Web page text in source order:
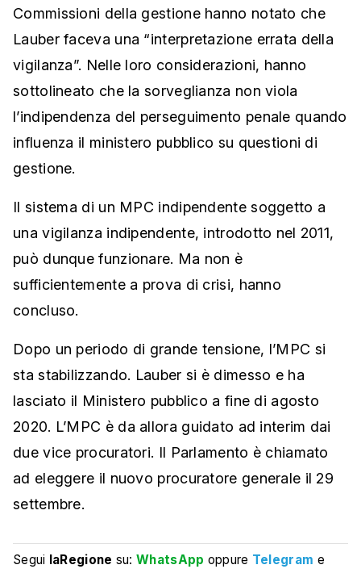
Commissioni della gestione hanno notato che
Lauber faceva una “interpretazione errata della
vigilanza”. Nelle loro considerazioni, hanno
sottolineato che la sorveglianza non viola
l’indipendenza del perseguimento penale quando
influenza il ministero pubblico su questioni di
gestione.
Il sistema di un MPC indipendente soggetto a
una vigilanza indipendente, introdotto nel 2011,
può dunque funzionare. Ma non è
sufficientemente a prova di crisi, hanno
concluso.
Dopo un periodo di grande tensione, l’MPC si
sta stabilizzando. Lauber si è dimesso e ha
lasciato il Ministero pubblico a fine di agosto
2020. L’MPC è da allora guidato ad interim dai
due vice procuratori. Il Parlamento è chiamato
ad eleggere il nuovo procuratore generale il 29
settembre.
Segui laRegione su:WhatsApp oppure Telegram e